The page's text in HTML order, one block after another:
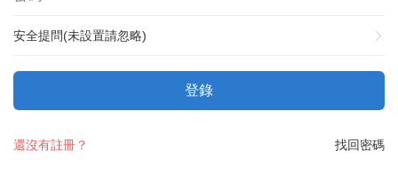
安全提問(未設置請忽略)
登錄
找回密碼
還沒有註冊？